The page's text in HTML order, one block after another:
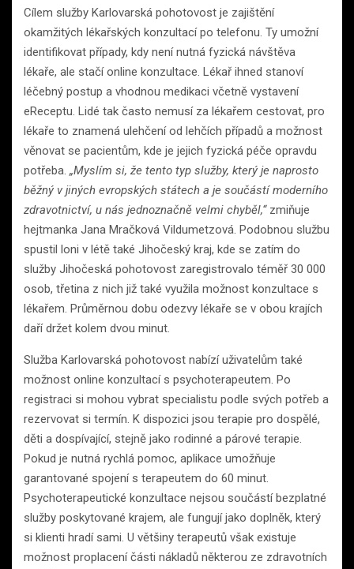
Cílem služby Karlovarská pohotovost je zajištění
okamžitých lékařských konzultací po telefonu. Ty umožní
identifikovat případy, kdy není nutná fyzická návštěva
lékaře, ale stačí online konzultace. Lékař ihned stanoví
léčebný postup a vhodnou medikaci včetně vystavení
eReceptu. Lidé tak často nemusí za lékařem cestovat, pro
lékaře to znamená ulehčení od lehčích případů a možnost
věnovat se pacientům, kde je jejich fyzická péče opravdu
potřeba. „Myslím si, že tento typ služby, který je naprosto
běžný v jiných evropských státech a je součástí moderního
zdravotnictví, u nás jednoznačně velmi chyběl,“ zmiňuje
hejtmanka Jana Mračková Vildumetzová. Podobnou službu
spustil loni v létě také Jihočeský kraj, kde se zatím do
služby Jihočeská pohotovost zaregistrovalo téměř 30 000
osob, třetina z nich již také využila možnost konzultace s
lékařem. Průměrnou dobu odezvy lékaře se v obou krajích
daří držet kolem dvou minut.
Služba Karlovarská pohotovost nabízí uživatelům také
možnost online konzultací s psychoterapeutem. Po
registraci si mohou vybrat specialistu podle svých potřeb a
rezervovat si termín. K dispozici jsou terapie pro dospělé,
děti a dospívající, stejně jako rodinné a párové terapie.
Pokud je nutná rychlá pomoc, aplikace umožňuje
garantované spojení s terapeutem do 60 minut.
Psychoterapeutické konzultace nejsou součástí bezplatné
služby poskytované krajem, ale fungují jako doplněk, který
si klienti hradí sami. U většiny terapeutů však existuje
možnost proplacení části nákladů některou ze zdravotních